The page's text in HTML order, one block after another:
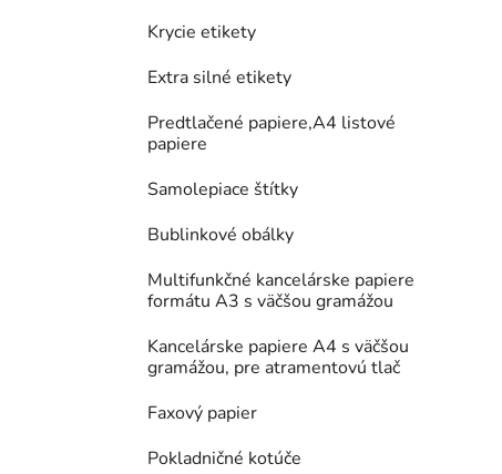
Krycie etikety
Extra silné etikety
Predtlačené papiere,A4 listové
papiere
Samolepiace štítky
Bublinkové obálky
Multifunkčné kancelárske papiere
formátu A3 s väčšou gramážou
Kancelárske papiere A4 s väčšou
gramážou, pre atramentovú tlač
Faxový papier
Pokladničné kotúče